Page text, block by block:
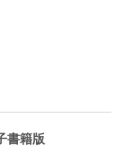
書籍版